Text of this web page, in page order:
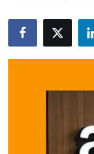
Career
Intresting facts